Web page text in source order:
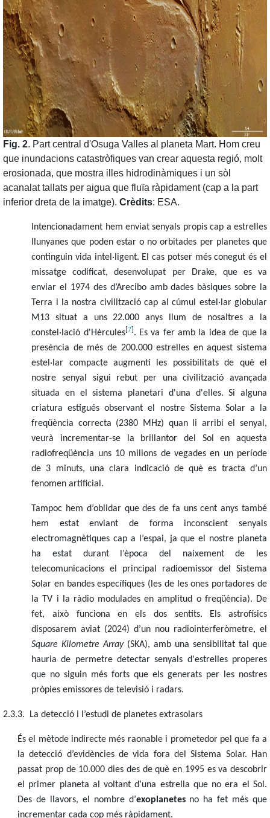
Fig. 2. Part central d'Osuga Valles al planeta Mart. Hom creu
que inundacions catastròfiques van crear aquesta regió, molt
erosionada, que mostra illes hidrodinàmiques i un sòl
acanalat tallats per aigua que fluïa ràpidament (cap a la part
inferior dreta de la imatge). Crèdits: ESA.
Intencionadament hem enviat senyals propis cap a estrelles
llunyanes que poden estar o no orbitades per planetes que
continguin vida intel·ligent. El cas potser més conegut és el
missatge codificat, desenvolupat per Drake, que es va
enviar el 1974 des d’Arecibo amb dades bàsiques sobre la
Terra i la nostra civilització cap al cúmul estel·lar globular
M13 situat a uns 22.000 anys llum de nosaltres a la
constel·lació d'Hèrcules[ 7] . Es va fer amb la idea de que la
presència de més de 200.000 estrelles en aquest sistema
estel·lar compacte augmenti les possibilitats de què el
nostre senyal sigui rebut per una civilització avançada
situada en el sistema planetari d'una d'elles. Si alguna
criatura estigués observant el nostre Sistema Solar a la
freqüència correcta (2380 MHz) quan li arribi el senyal,
veurà incrementar-se la brillantor del Sol en aquesta
radiofreqüència uns 10 milions de vegades en un període
de 3 minuts, una clara indicació de què es tracta d’un
fenomen artificial.
Tampoc hem d’oblidar que des de fa uns cent anys també
hem estat enviant de forma inconscient senyals
electromagnètiques cap a l’espai, ja que el nostre planeta
ha estat durant l’època del naixement de les
telecomunicacions el principal radioemissor del Sistema
Solar en bandes específiques (les de les ones portadores de
la TV i la ràdio modulades en amplitud o freqüència). De
fet, això funciona en els dos sentits. Els astrofísics
disposarem aviat (2024) d’un nou radiointerferòmetre, el
Square Kilometre Array(SKA), amb una sensibilitat tal que
hauria de permetre detectar senyals d'estrelles properes
que no siguin més forts que els generats per les nostres
pròpies emissores de televisió i radars.
2.3.3. La detecció i l’estudi de planetes extrasolars
És el mètode indirecte més raonable i prometedor pel que fa a
la detecció d’evidències de vida fora del Sistema Solar. Han
passat prop de 10.000 dies des de què en 1995 es va descobrir
el primer planeta al voltant d’una estrella que no era el Sol.
Des de llavors, el nombre d’exoplanetesno ha fet més que
incrementar cada cop més ràpidament.